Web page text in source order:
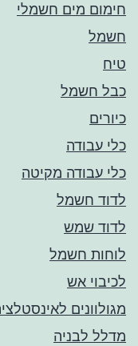
חימום מים חשמלי
חשמל
טיח
כבל חשמל
כיורים
כלי עבודה
כלי עבודה מקיטה
לדוד חשמל
לדוד שמש
לוחות חשמל
לכיבוי אש
מגולוונים
מדלל לבניה